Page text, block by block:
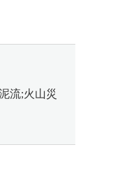
流;火山災